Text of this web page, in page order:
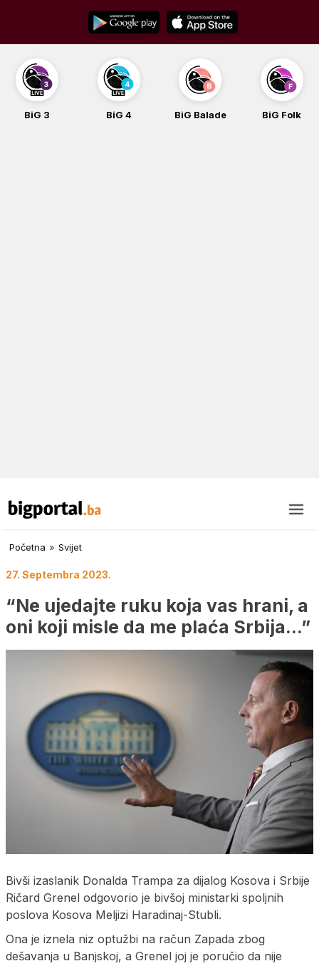
content
BiG 3 BiG 4 BiG Balade BiG Folk
Početna » Svijet
27. Septembra 2023.
“Ne ujedajte ruku koja vas hrani, a
oni koji misle da me plaća Srbija…”
Bivši izaslanik Donalda Trampa za dijalog Kosova i Srbije
Ričard Grenel odgovorio je bivšoj ministarki spoljnih
poslova Kosova Meljizi Haradinaj-Stubli.
Ona je iznela niz optužbi na račun Zapada zbog
dešavanja u Banjskoj, a Grenel joj je poručio da nije